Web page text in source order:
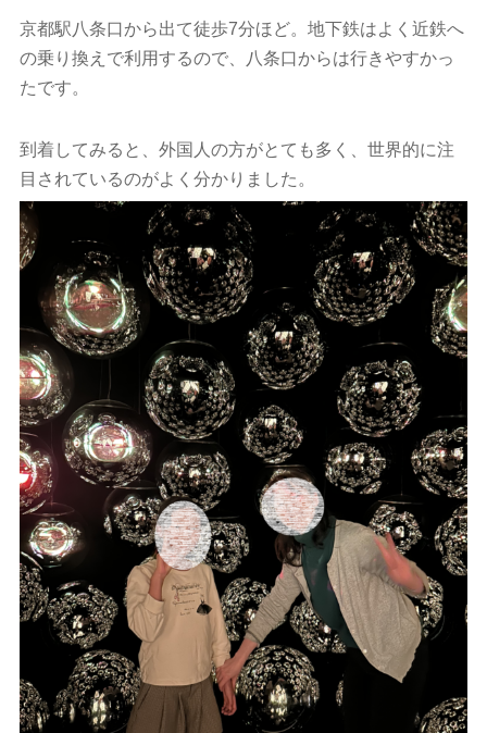
京都駅八条口から出て徒歩7分ほど。地下鉄はよく近鉄へ
の乗り換えで利用するので、八条口からは行きやすかっ
たです。
到着してみると、外国人の方がとても多く、世界的に注
目されているのがよく分かりました。